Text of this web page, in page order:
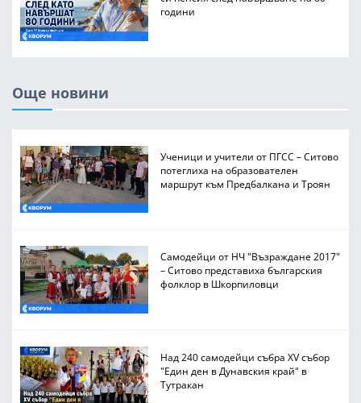
години
Още новини
Ученици и учители от ПГСС – Ситово
потеглиха на образователен
маршрут към Предбалкана и Троян
Самодейци от НЧ "Възраждане 2017"
– Ситово представиха българския
фолклор в Шкорпиловци
Над 240 самодейци събра XV събор
"Един ден в Дунавския край" в
Тутракан